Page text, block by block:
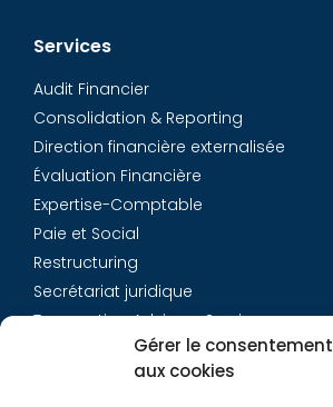
Gérer le consentement
aux cookies
Services
Audit Financier
Consolidation & Reporting
Direction financière externalisée
Évaluation Financière
Expertise-Comptable
Paie et Social
Restructuring
Secrétariat juridique
Transaction Advisory Services